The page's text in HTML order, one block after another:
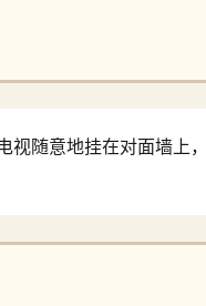
视随意地挂在对面墙上